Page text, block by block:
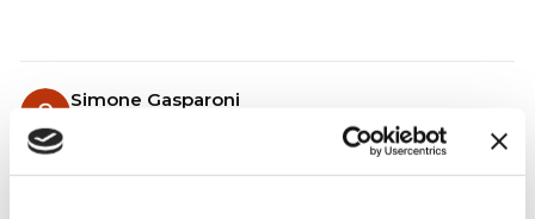
Simone Gasparoni